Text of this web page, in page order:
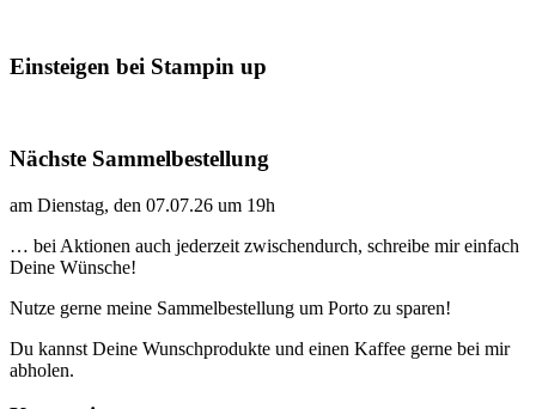
Einsteigen bei Stampin up
Nächste Sammelbestellung
am Dienstag, den 07.07.26 um 19h
… bei Aktionen auch jederzeit zwischendurch, schreibe mir einfach
Deine Wünsche!
Nutze gerne meine Sammelbestellung um Porto zu sparen!
Du kannst Deine Wunschprodukte und einen Kaffee gerne bei mir
abholen.